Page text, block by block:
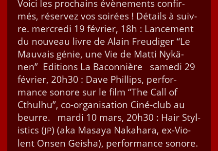
Voici les prochains évène­ments con­fir­
més, réservez vos soirées ! Détails à suiv­
re. mer­cre­di 19 févri­er, 18h : Lance­ment
du nou­veau livre de Alain Freudi­ger “Le
Mau­vais génie, une Vie de Mat­ti Nykä­
nen” Edi­tions La Bacon­nière same­di 29
févri­er, 20h30 : Dave Phillips, per­for­
mance sonore sur le film “The Call of
Cthul­hu”, co-organ­i­sa­­tion Ciné-club au
beurre. mar­di 10 mars, 20h30 : Hair Styl­
is­tics (JP) (aka Masaya Naka­hara, ex-Vio­­
lent Onsen Geisha), per­for­mance sonore.